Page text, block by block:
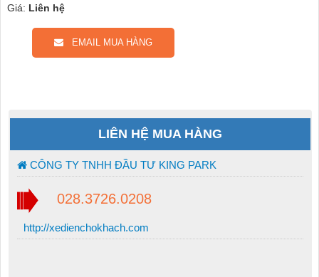
Giá: Liên hệ
EMAIL MUA HÀNG
LIÊN HỆ MUA HÀNG
CÔNG TY TNHH ĐẦU TƯ KING PARK
028.3726.0208
http://xedienchokhach.com